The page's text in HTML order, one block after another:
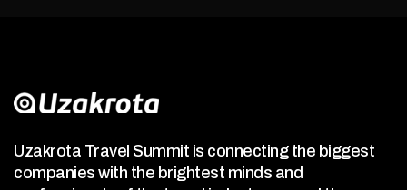
Uzakrota Travel Summit is connecting the biggest
companies with the brightest minds and